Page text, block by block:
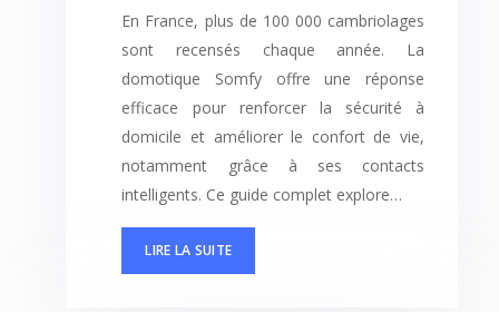
En France, plus de 100 000 cambriolages
sont recensés chaque année. La
domotique Somfy offre une réponse
efficace pour renforcer la sécurité à
domicile et améliorer le confort de vie,
notamment grâce à ses contacts
intelligents. Ce guide complet explore…
LIRE LA SUITE